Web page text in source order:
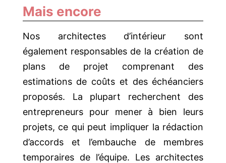
Mais encore
Nos architectes d’intérieur sont
également responsables de la création de
plans de projet comprenant des
estimations de coûts et des échéanciers
proposés. La plupart recherchent des
entrepreneurs pour mener à bien leurs
projets, ce qui peut impliquer la rédaction
d’accords et l’embauche de membres
temporaires de l’équipe. Les architectes